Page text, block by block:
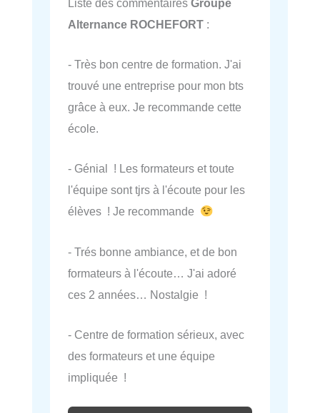
Liste des commentaires Groupe
Alternance ROCHEFORT :
- Très bon centre de formation. J'ai
trouvé une entreprise pour mon bts
grâce à eux. Je recommande cette
école.
- Génial ! Les formateurs et toute
l'équipe sont tjrs à l'écoute pour les
élèves ! Je recommande
- Trés bonne ambiance, et de bon
formateurs à l'écoute… J'ai adoré
ces 2 années… Nostalgie !
- Centre de formation sérieux, avec
des formateurs et une équipe
impliquée !